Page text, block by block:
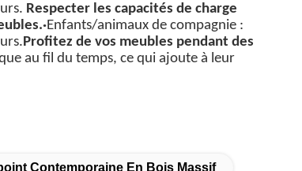
Respecter les capacités de charge
·Enfants/animaux de compagnie :
Profitez de vos meubles pendant des
au fil du temps, ce qui ajoute à leur
Contemporaine En Bois Massif